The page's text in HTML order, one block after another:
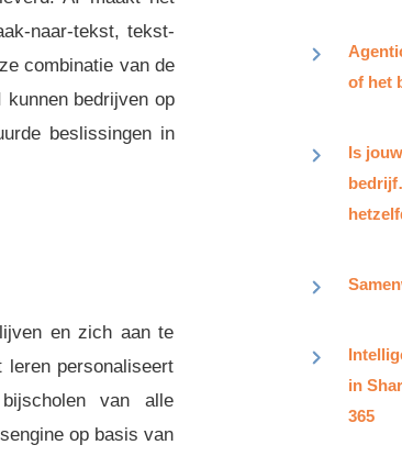
naar-tekst, tekst-
combinatie van de
bedrijven op
beslissingen in
en zich aan te
leren personaliseert
van alle
op basis van
of het
Is
in
365